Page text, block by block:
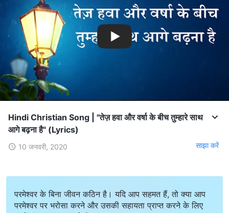
Hindi Christian Song | "तेज़ हवा और वर्षा के बीच तुम्हारे साथ
आगे बढ़ना है" (Lyrics)
10 जनवरी, 2020 साझा करें
परमेश्वर के बिना जीवन कठिन है। यदि आप सहमत हैं, तो क्या आप
परमेश्वर पर भरोसा करने और उसकी सहायता प्राप्त करने के लिए